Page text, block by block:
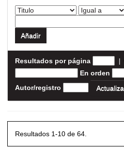
Resultados por página |
En orden
Autor/registro
Resultados 1-10 de 64.